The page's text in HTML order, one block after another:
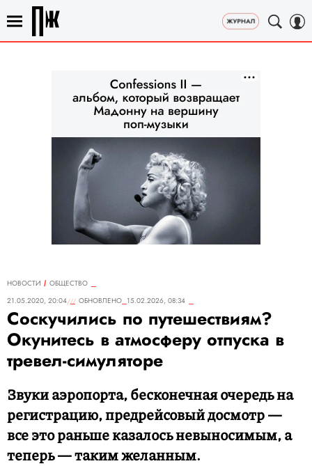
НОВОСТИ
ОБЩЕСТВО
21.05.2020, 20:04
ОБНОВЛЕНО 15.02.2026, 08:34
Соскучились по путешествиям?
Окунитесь в атмосферу отпуска в
тревел-симуляторе
Звуки аэропорта, бесконечная очередь на
регистрацию, предрейсовый досмотр —
все это раньше казалось невыносимым, а
теперь — таким желанным.